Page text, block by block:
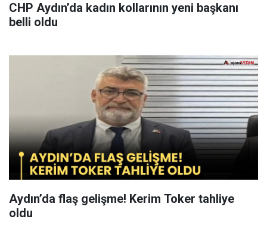
CHP Aydın’da kadın kollarının yeni başkanı
belli oldu
Aydın’da flaş gelişme! Kerim Toker tahliye
oldu